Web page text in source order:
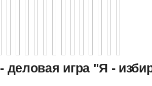
деловая игра "Я -